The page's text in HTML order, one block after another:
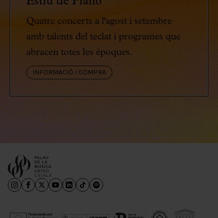
Quatre concerts a l'agost i setembre
amb talents del teclat i programes que
abracen totes les èpoques.
INFORMACIÓ I COMPRA